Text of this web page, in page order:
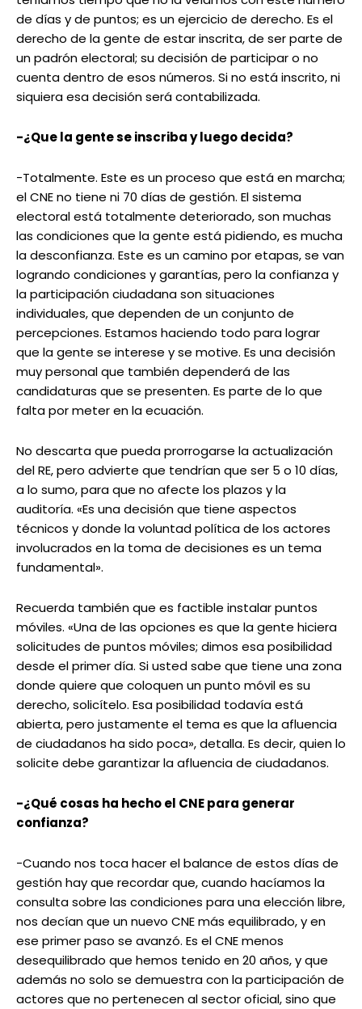
de días y de puntos; es un ejercicio de derecho. Es el
derecho de la gente de estar inscrita, de ser parte de
un padrón electoral; su decisión de participar o no
cuenta dentro de esos números. Si no está inscrito, ni
siquiera esa decisión será contabilizada.
-¿Que la gente se inscriba y luego decida?
-Totalmente. Este es un proceso que está en marcha;
el CNE no tiene ni 70 días de gestión. El sistema
electoral está totalmente deteriorado, son muchas
las condiciones que la gente está pidiendo, es mucha
la desconfianza. Este es un camino por etapas, se van
logrando condiciones y garantías, pero la confianza y
la participación ciudadana son situaciones
individuales, que dependen de un conjunto de
percepciones. Estamos haciendo todo para lograr
que la gente se interese y se motive. Es una decisión
muy personal que también dependerá de las
candidaturas que se presenten. Es parte de lo que
falta por meter en la ecuación.
No descarta que pueda prorrogarse la actualización
del RE, pero advierte que tendrían que ser 5 o 10 días,
a lo sumo, para que no afecte los plazos y la
auditoría. «Es una decisión que tiene aspectos
técnicos y donde la voluntad política de los actores
involucrados en la toma de decisiones es un tema
fundamental».
Recuerda también que es factible instalar puntos
móviles. «Una de las opciones es que la gente hiciera
solicitudes de puntos móviles; dimos esa posibilidad
desde el primer día. Si usted sabe que tiene una zona
donde quiere que coloquen un punto móvil es su
derecho, solicítelo. Esa posibilidad todavía está
abierta, pero justamente el tema es que la afluencia
de ciudadanos ha sido poca», detalla. Es decir, quien lo
solicite debe garantizar la afluencia de ciudadanos.
-¿Qué cosas ha hecho el CNE para generar
confianza?
-Cuando nos toca hacer el balance de estos días de
gestión hay que recordar que, cuando hacíamos la
consulta sobre las condiciones para una elección libre,
nos decían que un nuevo CNE más equilibrado, y en
ese primer paso se avanzó. Es el CNE menos
desequilibrado que hemos tenido en 20 años, y que
además no solo se demuestra con la participación de
actores que no pertenecen al sector oficial, sino que